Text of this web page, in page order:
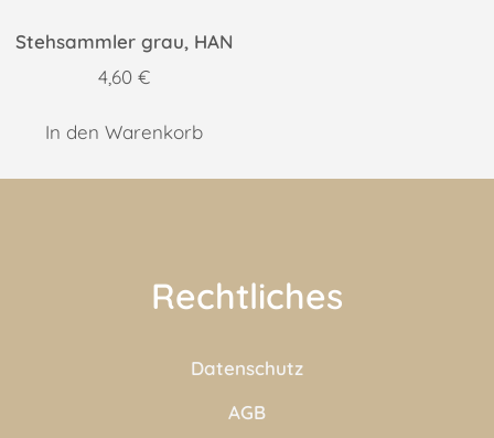
Stehsammler grau, HAN
4,60 €
In den Warenkorb
Rechtliches
Datenschutz
AGB